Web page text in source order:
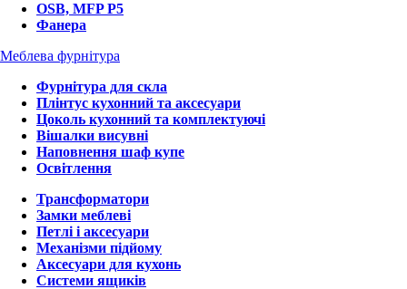
OSB, MFP P5
Фанера
Меблева фурнітура
Фурнітура для скла
Плінтус кухонний та аксесуари
Цоколь кухонний та комплектуючі
Вішалки висувні
Наповнення шаф купе
Освітлення
Трансформатори
Замки меблеві
Петлі і аксесуари
Механізми підйому
Аксесуари для кухонь
Системи ящиків